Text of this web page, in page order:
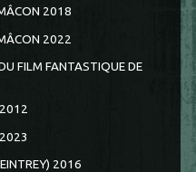
2018
2022
FILM FANTASTIQUE DE
2016